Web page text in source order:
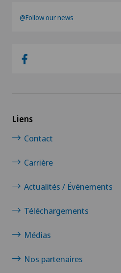
@Follow our news
Liens
Contact
Carrière
Actualités / Événements
Téléchargements
Médias
Nos partenaires